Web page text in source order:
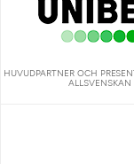
HUVUDPARTNER OCH
ALLSVENSKAN